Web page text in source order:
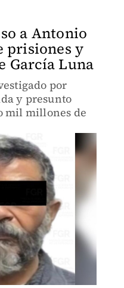
a Antonio
prisiones y
García Luna
por
y presunto
mil millones de